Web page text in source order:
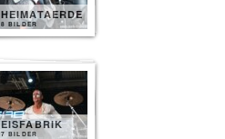
HEIMATAERDE
8 BILDER
EISFABRIK
7 BILDER